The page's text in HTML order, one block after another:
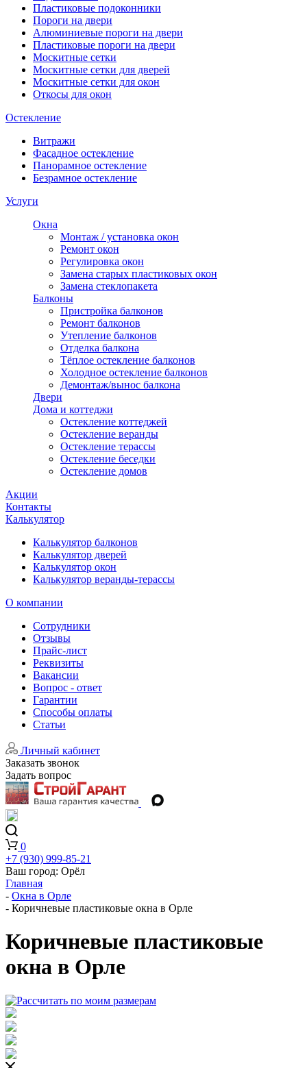
Пластиковые подоконники
Пороги на двери
Алюминиевые пороги на двери
Пластиковые пороги на двери
Москитные сетки
Москитные сетки для дверей
Москитные сетки для окон
Откосы для окон
Остекление
Витражи
Фасадное остекление
Панорамное остекление
Безрамное остекление
Услуги
Окна
Монтаж / установка окон
Ремонт окон
Регулировка окон
Замена старых пластиковых окон
Замена стеклопакета
Балконы
Пристройка балконов
Ремонт балконов
Утепление балконов
Отделка балкона
Тёплое остекление балконов
Холодное остекление балконов
Демонтаж/вынос балкона
Двери
Дома и коттеджи
Остекление коттеджей
Остекление веранды
Остекление терассы
Остекление беседки
Остекление домов
Акции
Контакты
Калькулятор
Калькулятор балконов
Калькулятор дверей
Калькулятор окон
Калькулятор веранды-терассы
О компании
Сотрудники
Отзывы
Прайс-лист
Реквизиты
Вакансии
Вопрос - ответ
Гарантии
Способы оплаты
Статьи
Личный кабинет
Заказать звонок
Задать вопрос
0
+7 (930) 999-85-21
Ваш город: Орёл
Главная
- Окна в Орле
- Коричневые пластиковые окна в Орле
Коричневые пластиковые
окна в Орле